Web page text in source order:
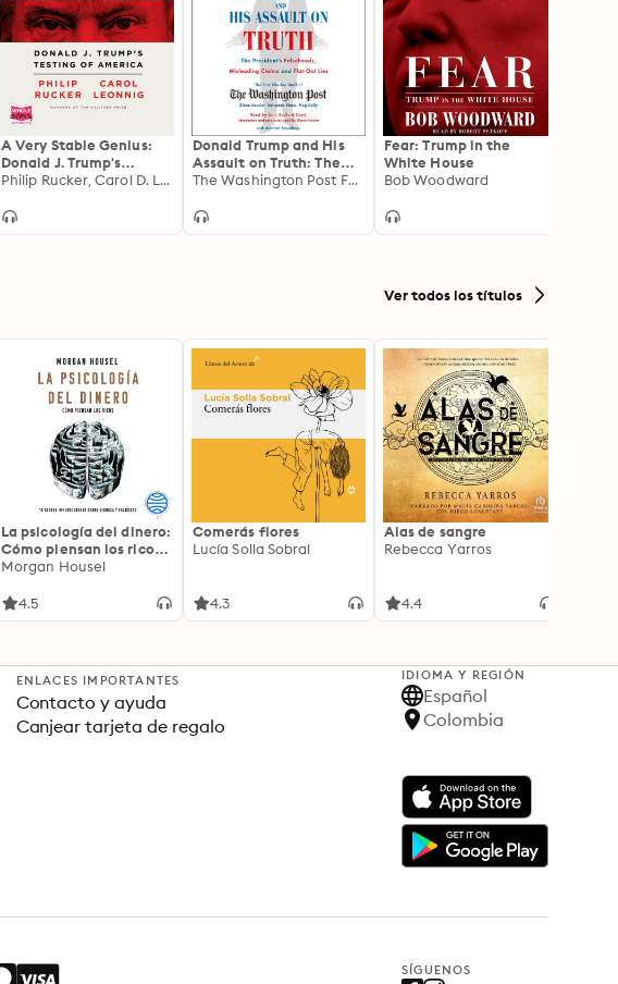
A Very Stable Genius:
Donald J. Trump's
Testing of America
Philip Rucker, Carol D. Leonnig
Donald Trump and His
Assault on Truth: The
President's Falsehoods,
Flat-Out Lies
The Washington Post Fact Checker Staff
Fear: Trump in the
White House
Bob Woodward
Ver todos los títulos
La psicología del dinero:
Cómo piensan los ricos:
18 claves imperecederas
Morgan Housel
4.5
Comerás flores
Lucía Solla Sobral
4.3
Alas de sangre
Rebecca Yarros
4.4
ENLACES IMPORTANTES
Contacto y ayuda
Canjear tarjeta de regalo
IDIOMA Y REGIÓN
Español
Colombia
SÍGUENOS